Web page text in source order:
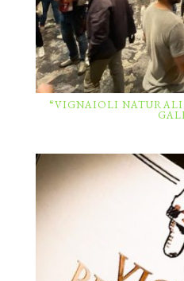
“VIGNAIOLI